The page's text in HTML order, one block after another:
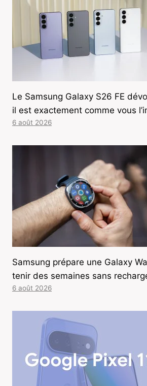
Le Samsung Galaxy S26 FE
il est exactement comme vous
6 août 2026
Samsung prépare une Galaxy
tenir des semaines sans
6 août 2026